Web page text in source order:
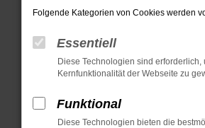
deine Suchmaschine?
Manche Erweiterungen, wie
können das Laden
verhindern. Funktioniert die
anderen Browser oder in
Fenster?
Folgende Kategorien von Cookies werden
Essentiell
Diese Technologien sind erforderlich,
Kernfunktionalität der Webseite zu
Funktional
Diese Technologien bieten die